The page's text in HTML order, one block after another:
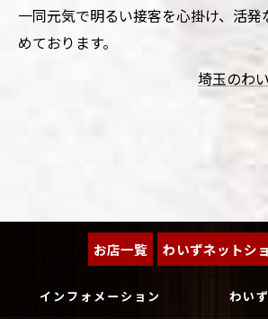
一同元気で明るい接客を心掛け、活発
めております。
埼玉のわ
お店一覧 わいずネットシ
インフォメーション わい